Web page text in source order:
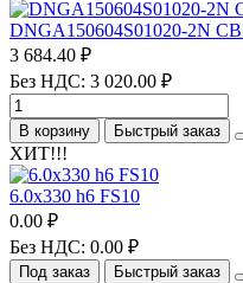
DNGA150604S01020-2N
3 684.40 ₽
Без НДС: 3 020.00 ₽
В корзину Быстрый заказ
ХИТ!!!
6.0х330 h6 FS10
0.00 ₽
Без НДС: 0.00 ₽
Под заказ Быстрый заказ